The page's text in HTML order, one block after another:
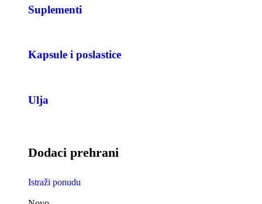
Suplementi
Kapsule i poslastice
Ulja
Dodaci prehrani
Istraži ponudu